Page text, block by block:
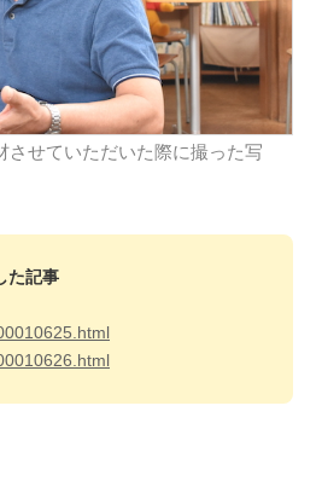
させていただいた際に撮った写
た記事